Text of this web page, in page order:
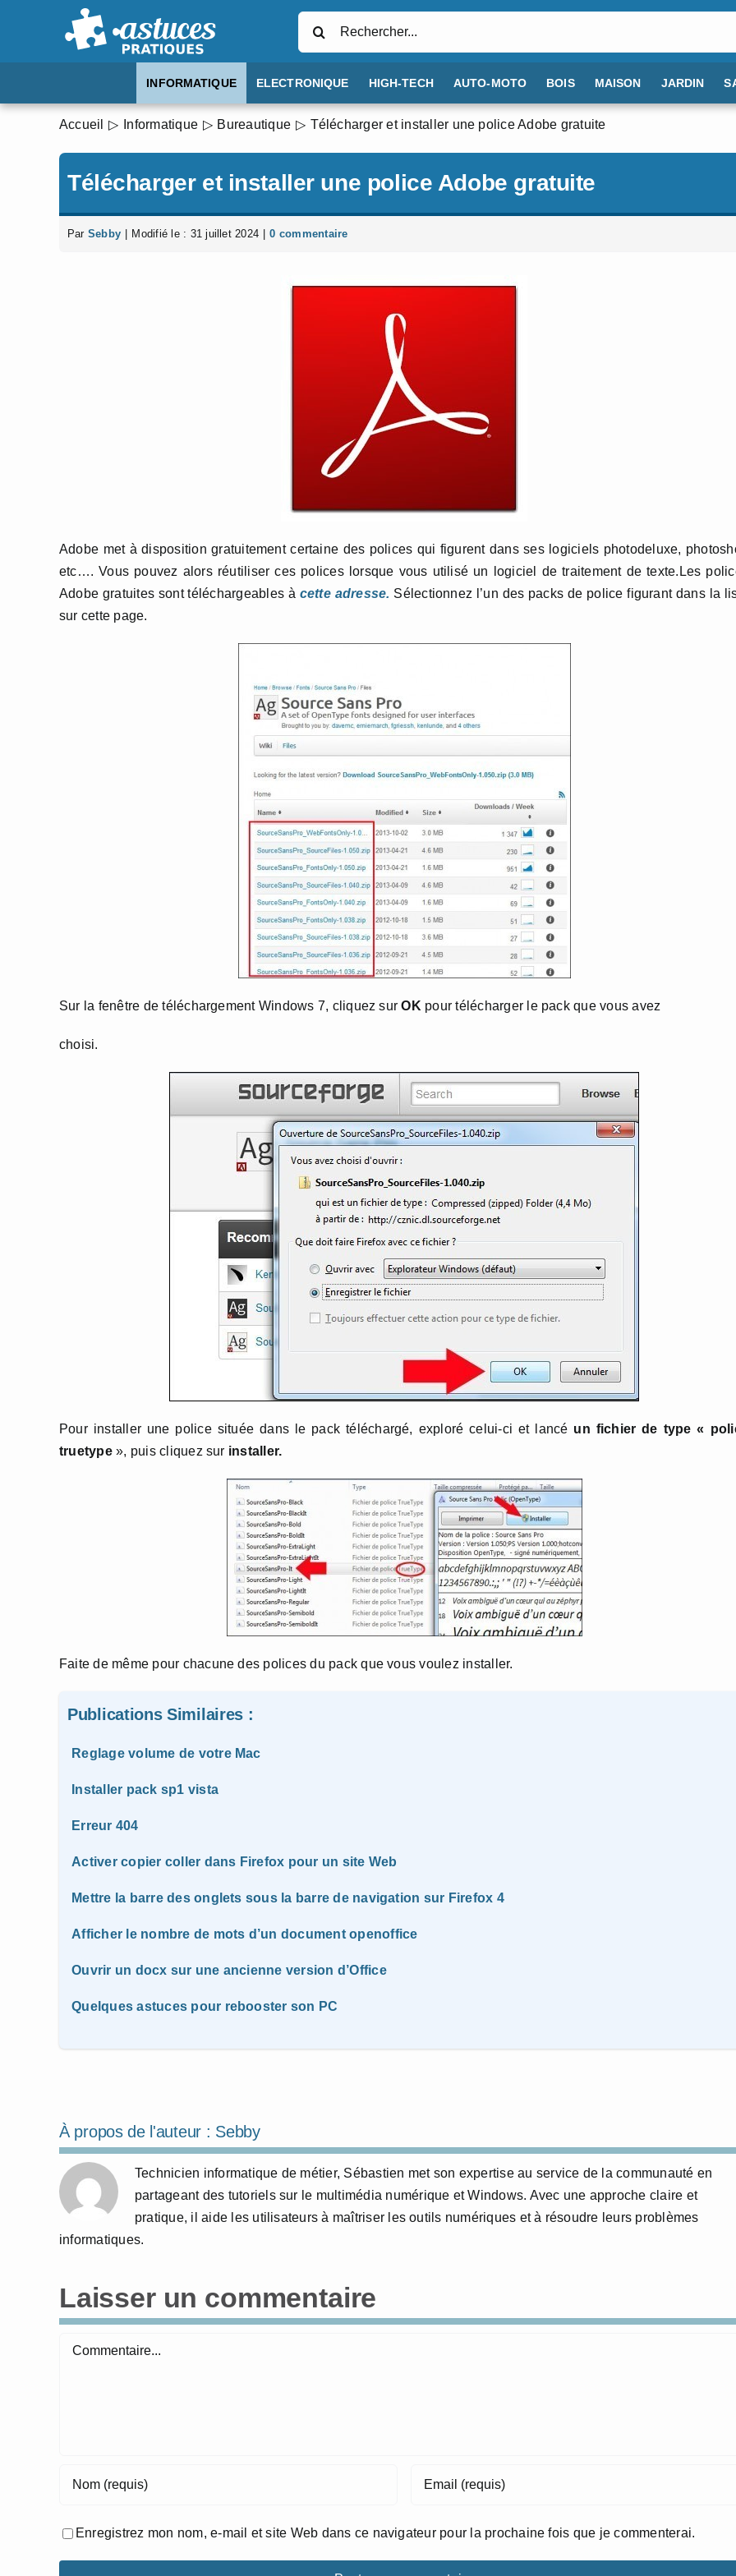
INFORMATIQUE ELECTRONIQUE HIGH-TECH AUTO-MOTO BOIS MAISON JARDIN
Accueil Informatique Bureautique Télécharger et installer une police Adobe gratuite
Télécharger et installer une police Adobe gratuite
Par Sebby Modifié le : 31 juillet 2024 0 commentaire
Adobe met à disposition gratuitement certaine des polices qui figurent dans ses logiciels photodeluxe,
etc…. Vous pouvez alors réutiliser ces polices lorsque vous utilisé un logiciel de traitement de texte.Les
Adobe gratuites sont téléchargeables à cette adresse. Sélectionnez l’un des packs de police figurant dans la
sur cette page.
Sur la fenêtre de téléchargement Windows 7, cliquez surOK pour télécharger le pack que vous avez
choisi.
Pour installer une police située dans le pack téléchargé, exploré celui-ci et lancé un fichier de type «
truetype», puis cliquez sur installer.
Faite de même pour chacune des polices du pack que vous voulez installer.
Publications Similaires :
Reglage volume de votre Mac
Installer pack sp1 vista
Erreur 404
Activer copier coller dans Firefox pour un site Web
Mettre la barre des onglets sous la barre de navigation sur Firefox 4
Afficher le nombre de mots d’un document openoffice
Ouvrir un docx sur une ancienne version d’Office
Quelques astuces pour rebooster son PC
À propos de l'auteur : Sebby
Technicien informatique de métier, Sébastien met son expertise au service de la communauté en
partageant des tutoriels sur le multimédia numérique et Windows. Avec une approche claire et
pratique, il aide les utilisateurs à maîtriser les outils numériques et à résoudre leurs problèmes
informatiques.
Laisser un commentaire
Commentaire
Enregistrez mon nom, e-mail et site Web dans ce navigateur pour la prochaine fois que je commenterai.